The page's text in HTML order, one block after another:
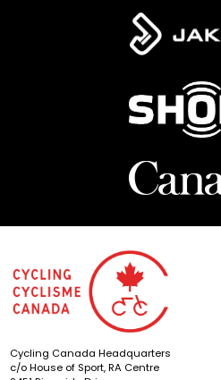
Cycling Canada Headquarters
c/o House of Sport, RA Centre